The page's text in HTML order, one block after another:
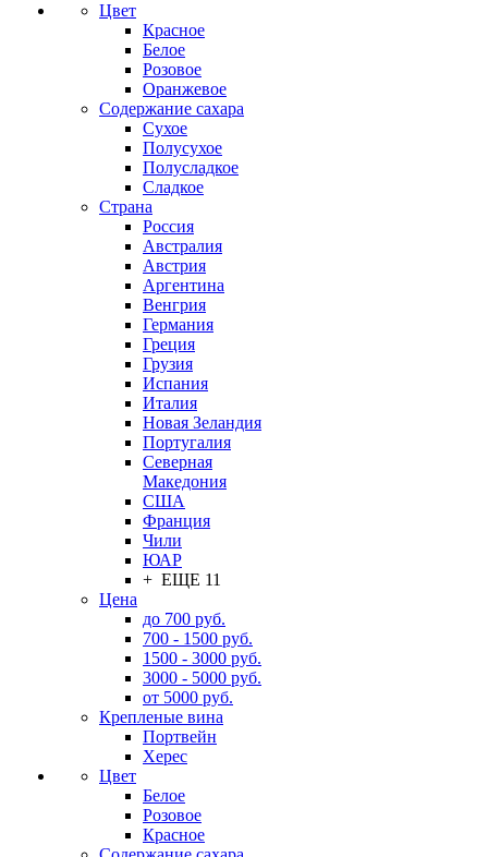
Цвет
Красное
Белое
Розовое
Оранжевое
Содержание сахара
Сухое
Полусухое
Полусладкое
Сладкое
Страна
Россия
Австралия
Австрия
Аргентина
Венгрия
Германия
Греция
Грузия
Испания
Италия
Новая Зеландия
Португалия
Северная
Македония
США
Франция
Чили
ЮАР
+ ЕЩЕ 11
Цена
до 700 руб.
700 - 1500 руб.
1500 - 3000 руб.
3000 - 5000 руб.
от 5000 руб.
Крепленые вина
Портвейн
Херес
Цвет
Белое
Розовое
Красное